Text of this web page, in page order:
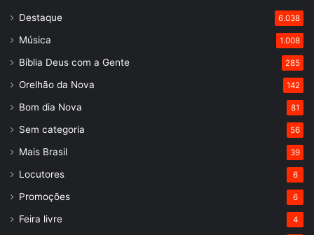
Destaque 6.038
Música 1.008
Bíblia Deus com a Gente 285
Orelhão da Nova 142
Bom dia Nova 81
Sem categoria 56
Mais Brasil 39
Locutores 6
Promoções 6
Feira livre 4